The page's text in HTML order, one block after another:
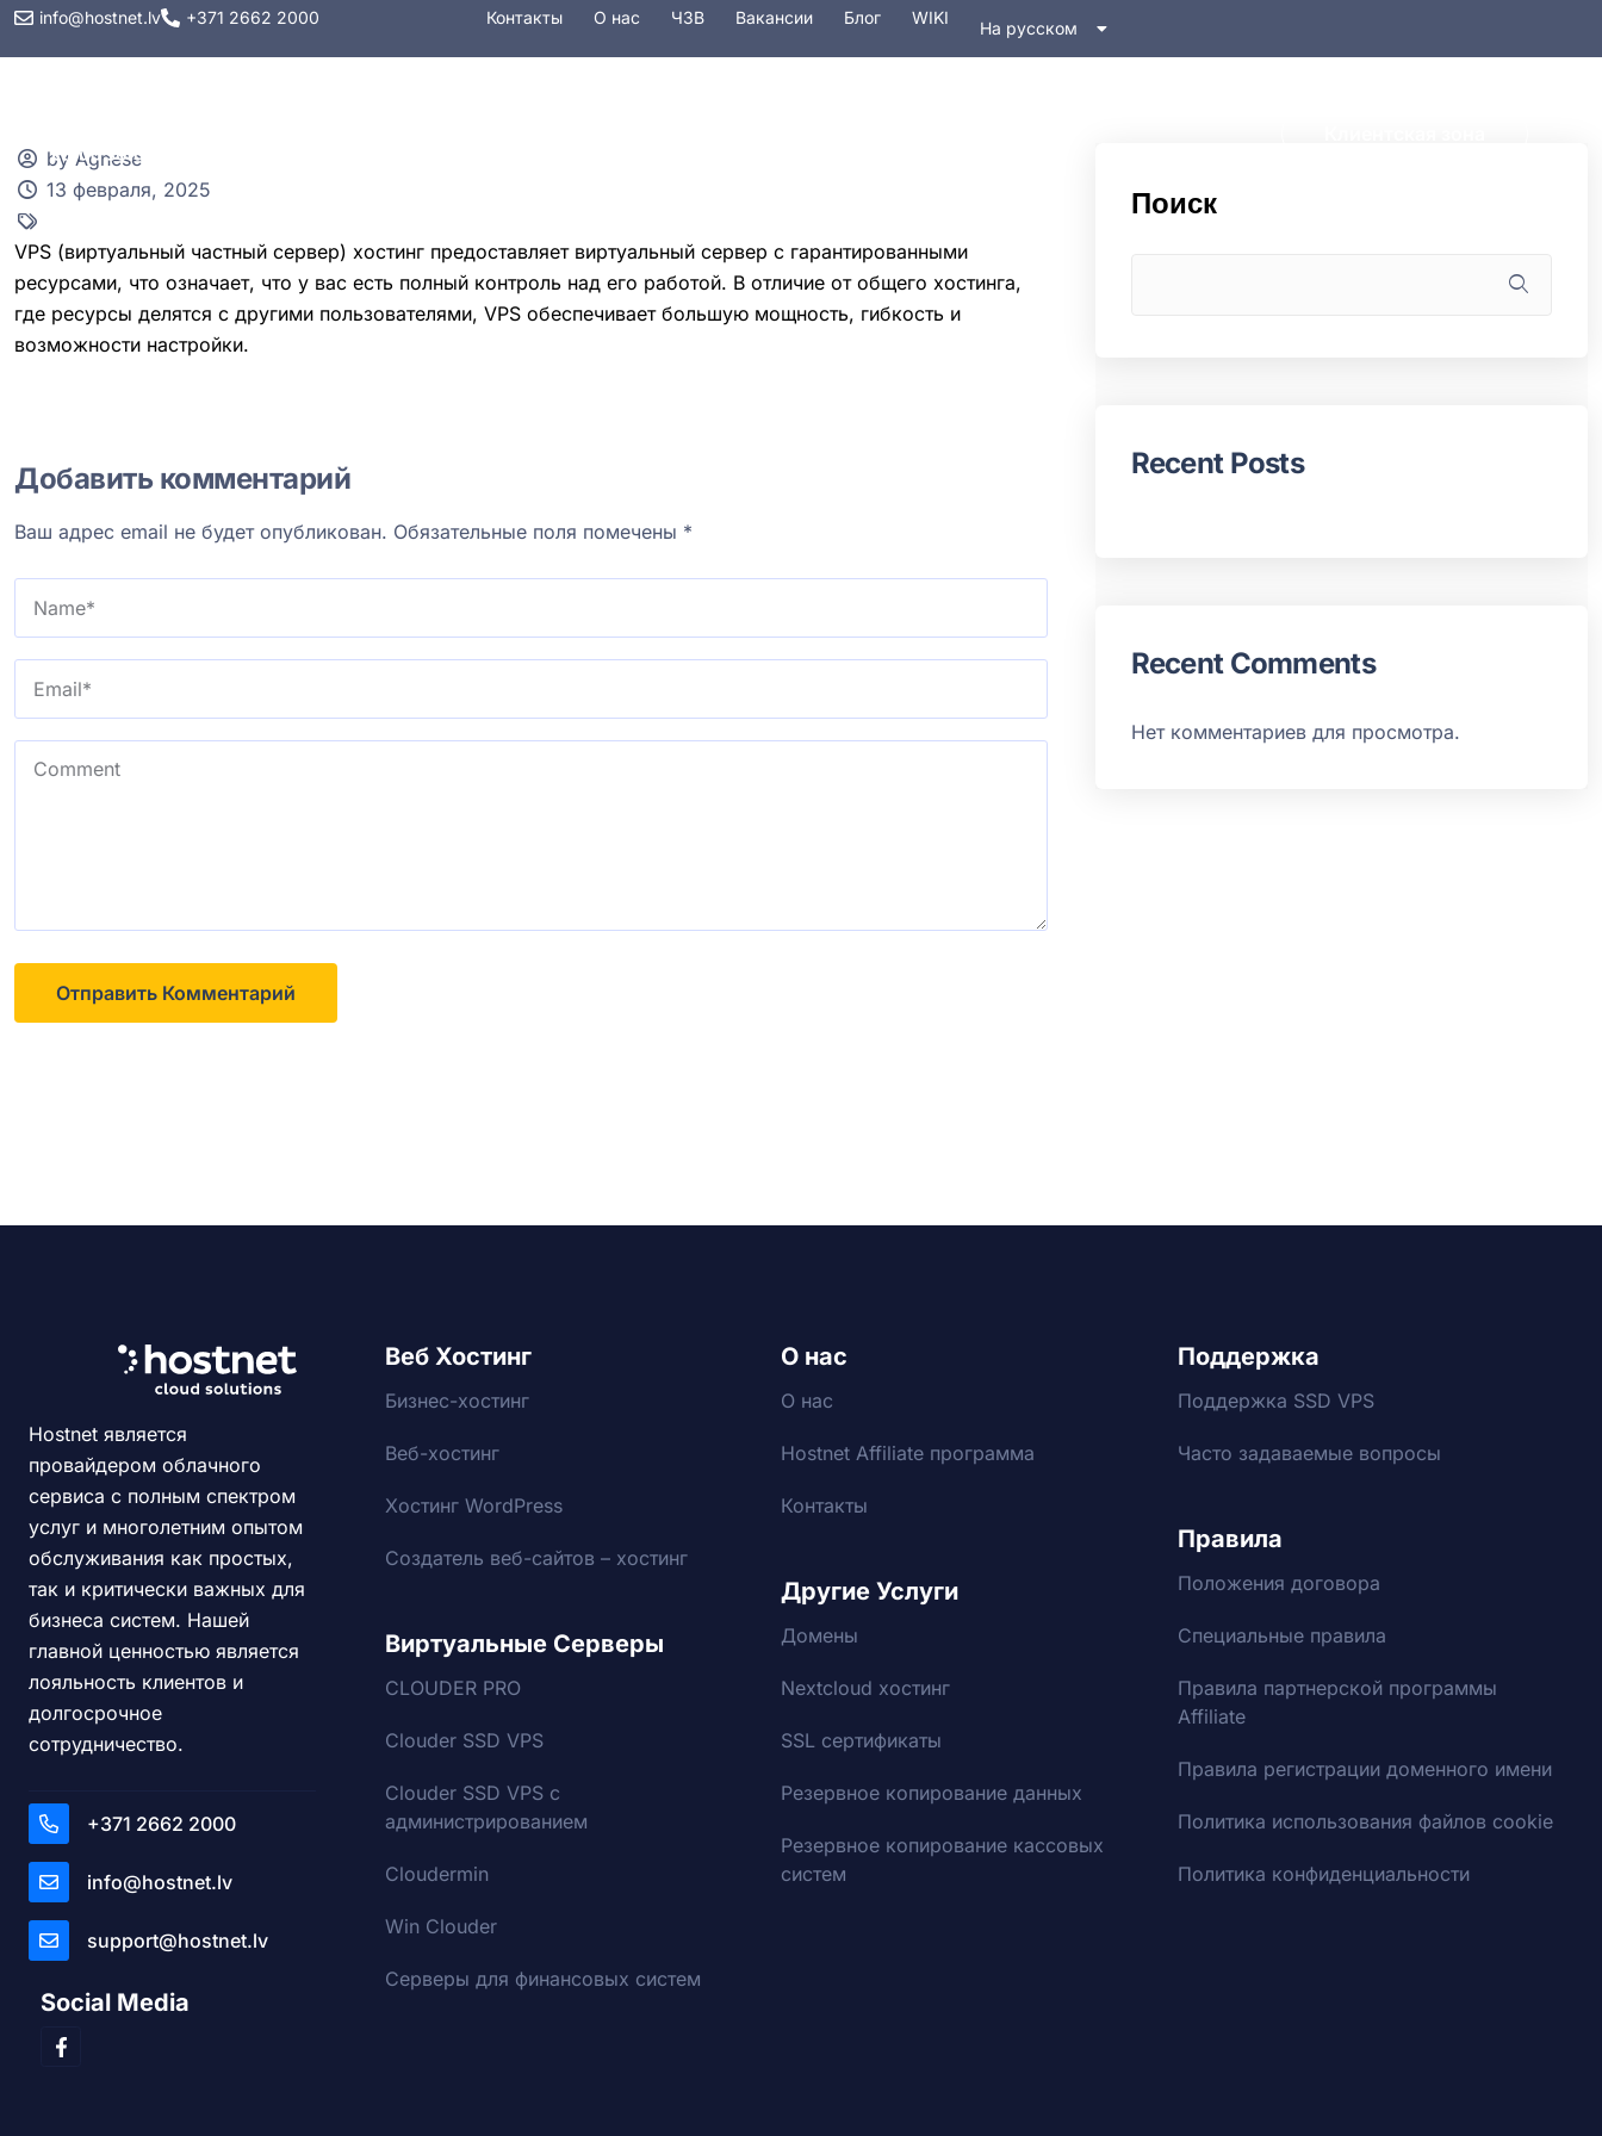
info@hostnet.lv +371 2662 2000 Контакты О наc ЧЗВ Вакансии Блог WIKI
На русском
In English
by Agnese
13 февраля, 2025
VPS (виртуальный частный сервер) хостинг предоставляет виртуальный сервер с гарантированными
ресурсами, что означает, что у вас есть полный контроль над его работой. В отличие от общего хостинга,
где ресурсы делятся с другими пользователями, VPS обеспечивает большую мощность, гибкость и
возможности настройки.
Добавить комментарий
Ваш адрес email не будет опубликован. Обязательные поля помечены *
Поиск
Recent Posts
Recent Comments
Нет комментариев для просмотра.
Hostnet является
провайдером облачного
сервиса с полным спектром
услуг и многолетним опытом
обслуживания как простых,
так и критически важных для
бизнеса систем. Нашей
главной ценностью является
лояльность клиентов и
долгосрочное
сотрудничество.
+371 2662 2000
info@hostnet.lv
support@hostnet.lv
Social Media
Веб Хостинг
Бизнес-хостинг
Веб-хостинг
Хостинг WordPress
Создатель веб-сайтов – хостинг
Виртуальные Серверы
CLOUDER PRO
Clouder SSD VPS
Clouder SSD VPS с
администрированием
Cloudermin
Win Clouder
Серверы для финансовых систем
О нас
О нас
Hostnet Affiliate программа
Контакты
Другие Услуги
Домены
Nextcloud хостинг
SSL сертификаты
Резервное копирование данных
Резервное копирование кассовых
систем
Поддержка
Поддержка SSD VPS
Часто задаваемые вопросы
Правила
Положения договора
Специальные правила
Правила партнерской программы
Affiliate
Правила регистрации доменного имени
Политика использования файлов cookie
Политика конфиденциальности